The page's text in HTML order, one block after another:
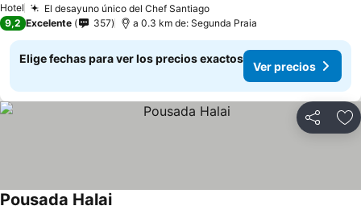
Hotel El desayuno único del Chef Santiago
9,2 Excelente 357 a 0.3 km de: Segunda Praia
Elige fechas para ver los precios exactos
Ver precios
Compartir
Pousada Halai